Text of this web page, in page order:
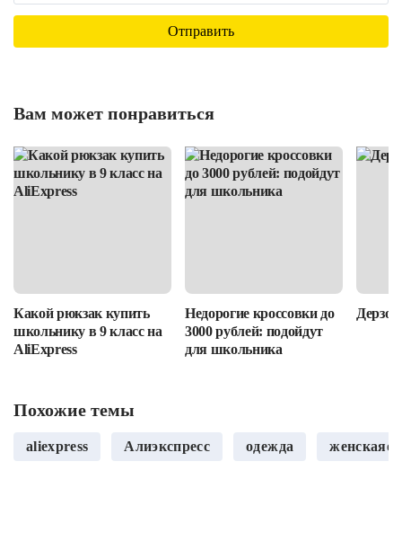
Вам может понравиться
Какой рюкзак купить
школьнику в 9 класс на
AliExpress
Недорогие кроссовки до
3000 рублей: подойдут
для школьника
Похожие темы
aliexpress Алиэкспресс одежда